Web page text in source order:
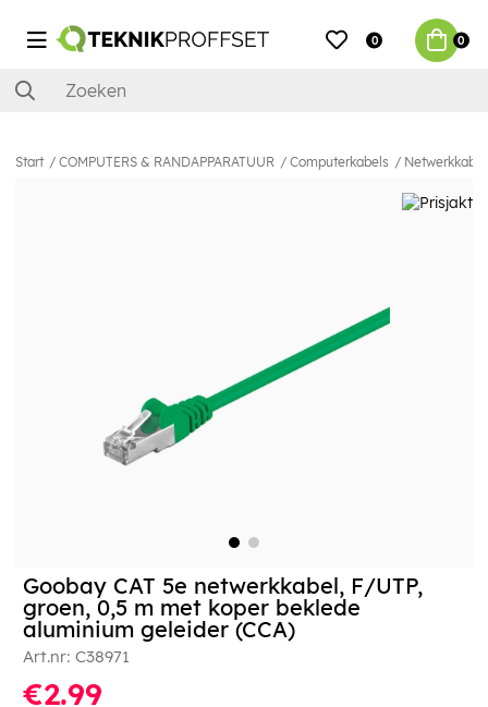
0 0
Start COMPUTERS & RANDAPPARATUUR Computerkabels
Goobay CAT 5e netwerkkabel, F/UTP,
groen, 0,5 m met koper beklede
aluminium geleider (CCA)
Art.nr: C38971
€2.99